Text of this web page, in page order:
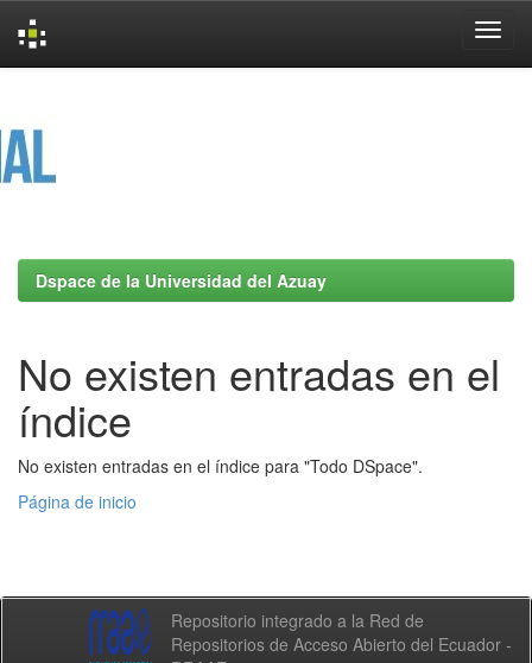
Dspace de la Universidad del Azuay
No existen entradas en el
índice
No existen entradas en el índice para "Todo DSpace".
Página de inicio
Repositorio integrado a la Red de
Repositorios de Acceso Abierto del Ecuador -